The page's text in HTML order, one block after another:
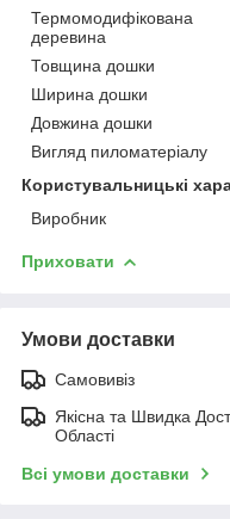
Термомодифікована
деревина
Товщина дошки
Ширина дошки
Довжина дошки
Вигляд пиломатеріалу
Користувальницькі
Виробник
Приховати
Умови доставки
Самовивіз
Якісна та Швидка
Області
Всі умови доставки